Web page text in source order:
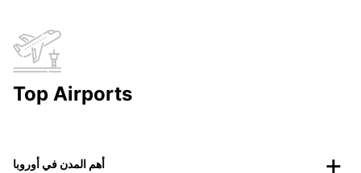
Top Airports
أهم المدن في أوروبا